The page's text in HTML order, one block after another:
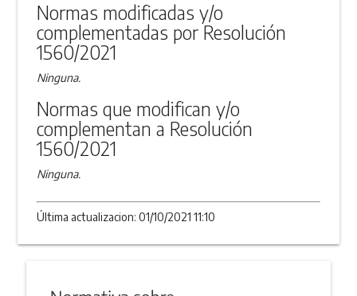
Normas modificadas y/o
complementadas por Resolución
1560/2021
Ninguna.
Normas que modifican y/o
complementan a Resolución
1560/2021
Ninguna.
Última actualizacion: 01/10/2021 11:10